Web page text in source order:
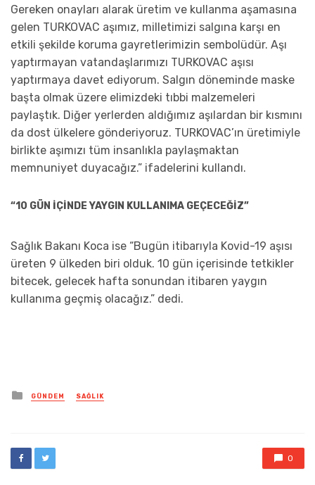
Gereken onayları alarak üretim ve kullanma aşamasına
gelen TURKOVAC aşımız, milletimizi salgına karşı en
etkili şekilde koruma gayretlerimizin sembolüdür. Aşı
yaptırmayan vatandaşlarımızı TURKOVAC aşısı
yaptırmaya davet ediyorum. Salgın döneminde maske
başta olmak üzere elimizdeki tıbbi malzemeleri
paylaştık. Diğer yerlerden aldığımız aşılardan bir kısmını
da dost ülkelere gönderiyoruz. TURKOVAC’ın üretimiyle
birlikte aşımızı tüm insanlıkla paylaşmaktan
memnuniyet duyacağız.” ifadelerini kullandı.
“10 GÜN İÇİNDE YAYGIN KULLANIMA GEÇECEĞİZ”
Sağlık Bakanı Koca ise “Bugün itibarıyla Kovid-19 aşısı
üreten 9 ülkeden biri olduk. 10 gün içerisinde tetkikler
bitecek, gelecek hafta sonundan itibaren yaygın
kullanıma geçmiş olacağız.” dedi.
Posted
in
GÜNDEM SAĞLIK
0